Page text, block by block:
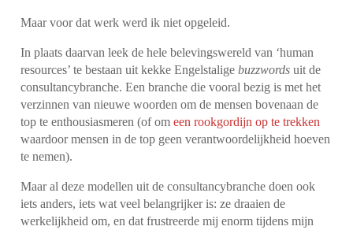
Maar voor dat werk werd ik niet opgeleid.
In plaats daarvan leek de hele belevingswereld van ‘human
resources’ te bestaan uit kekke Engelstaligebuzzwordsuit de
consultancybranche. Een branche die vooral bezig is met het
verzinnen van nieuwe woorden om de mensen bovenaan de
top te enthousiasmeren (of omeen rookgordijn op te trekken
waardoor mensen in de top geen verantwoordelijkheid hoeven
te nemen).
Maar al deze modellen uit de consultancybranche doen ook
iets anders, iets wat veel belangrijker is: ze draaien de
werkelijkheid om, en dat frustreerde mij enorm tijdens mijn